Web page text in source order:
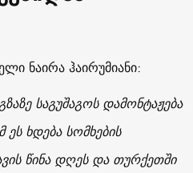
ნაირა ჰაირუმიანი:
საგუშაგოს დამონტაჟება
ეს ხდება სომხების
წინა დღეს და თურქეთში